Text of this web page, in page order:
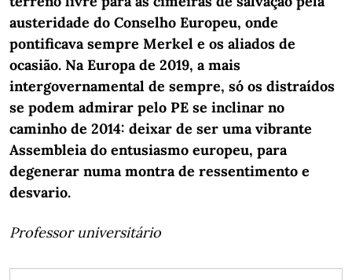
austeridade do Conselho Europeu, onde
pontificava sempre Merkel e os aliados de
ocasião. Na Europa de 2019, a mais
intergovernamental de sempre, só os distraídos
se podem admirar pelo PE se inclinar no
caminho de 2014: deixar de ser uma vibrante
Assembleia do entusiasmo europeu, para
degenerar numa montra de ressentimento e
desvario.
Professor universitário